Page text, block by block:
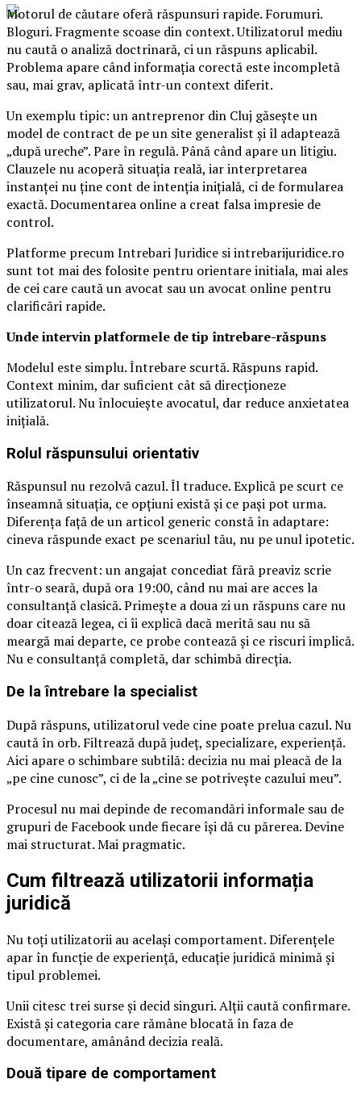
Motorul de căutare oferă răspunsuri rapide. Forumuri.
Bloguri. Fragmente scoase din context. Utilizatorul mediu
nu caută o analiză doctrinară, ci un răspuns aplicabil.
Problema apare când informația corectă este incompletă
sau, mai grav, aplicată într-un context diferit.
Un exemplu tipic: un antreprenor din Cluj găsește un
model de contract de pe un site generalist și îl adaptează
„după ureche”. Pare în regulă. Până când apare un litigiu.
Clauzele nu acoperă situația reală, iar interpretarea
instanței nu ține cont de intenția inițială, ci de formularea
exactă. Documentarea online a creat falsa impresie de
control.
Platforme precum Intrebari Juridice si intrebarijuridice.ro
sunt tot mai des folosite pentru orientare initiala, mai ales
de cei care caută un avocat sau un avocat online pentru
clarificări rapide.
Unde intervin platformele de tip întrebare-răspuns
Modelul este simplu. Întrebare scurtă. Răspuns rapid.
Context minim, dar suficient cât să direcționeze
utilizatorul. Nu înlocuiește avocatul, dar reduce anxietatea
inițială.
Rolul răspunsului orientativ
Răspunsul nu rezolvă cazul. Îl traduce. Explică pe scurt ce
înseamnă situația, ce opțiuni există și ce pași pot urma.
Diferența față de un articol generic constă în adaptare:
cineva răspunde exact pe scenariul tău, nu pe unul ipotetic.
Un caz frecvent: un angajat concediat fără preaviz scrie
într-o seară, după ora 19:00, când nu mai are acces la
consultanță clasică. Primește a doua zi un răspuns care nu
doar citează legea, ci îi explică dacă merită sau nu să
meargă mai departe, ce probe contează și ce riscuri implică.
Nu e consultanță completă, dar schimbă direcția.
De la întrebare la specialist
După răspuns, utilizatorul vede cine poate prelua cazul. Nu
caută în orb. Filtrează după județ, specializare, experiență.
Aici apare o schimbare subtilă: decizia nu mai pleacă de la
„pe cine cunosc”, ci de la „cine se potrivește cazului meu”.
Procesul nu mai depinde de recomandări informale sau de
grupuri de Facebook unde fiecare își dă cu părerea. Devine
mai structurat. Mai pragmatic.
Cum filtrează utilizatorii informația
juridică
Nu toți utilizatorii au același comportament. Diferențele
apar în funcție de experiență, educație juridică minimă și
tipul problemei.
Unii citesc trei surse și decid singuri. Alții caută confirmare.
Există și categoria care rămâne blocată în faza de
documentare, amânând decizia reală.
Două tipare de comportament